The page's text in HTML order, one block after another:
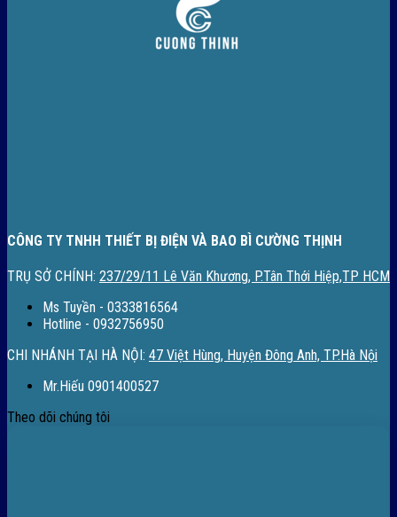
CÔNG TY TNHH THIẾT BỊ ĐIỆN VÀ BAO BÌ CƯỜNG THỊNH
TRỤ SỞ CHÍNH: 237/29/11 Lê Văn Khương, P.Tân Thới Hiệp,TP HCM
Ms Tuyền - 0333816564
Hotline - 0932756950
CHI NHÁNH TẠI HÀ NỘI: 47 Việt Hùng, Huyện Đông Anh, TP.Hà Nội
Mr.Hiếu 0901400527
Theo dõi chúng tôi